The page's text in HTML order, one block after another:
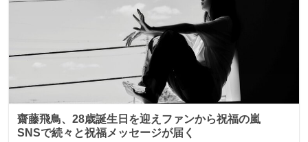
齋藤飛鳥、28歳誕生日を迎えファンから祝福の嵐
SNSで続々と祝福メッセージが届く